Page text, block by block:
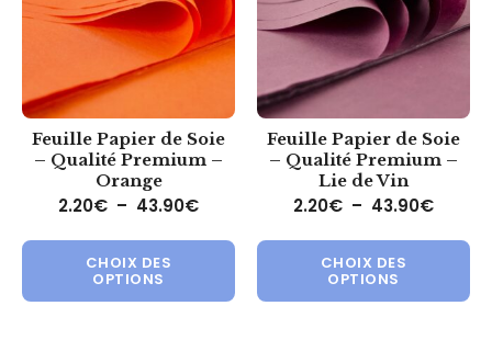
Feuille Papier de Soie
– Qualité Premium –
Orange
2.20€ – 43.90€Plage de prix : 2.20€ à 43.90€
CHOIX DES
OPTIONS
Ce produit a plusieurs
Feuille Papier de Soie
– Qualité Premium –
Lie de Vin
2.20€ – 43.90€Plage
CHOIX DES
OPTIONS